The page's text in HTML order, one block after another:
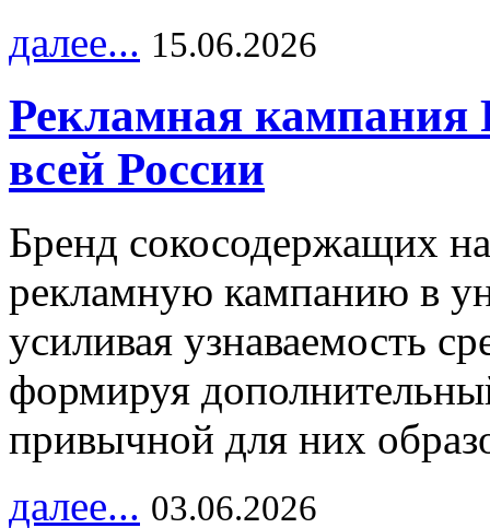
далее... 15.06.2026
Рекламная
всей России
Бренд сокосодержащих
рекламную кампанию в
усиливая узнаваемость
формируя
привычной для них
далее... 03.06.2026